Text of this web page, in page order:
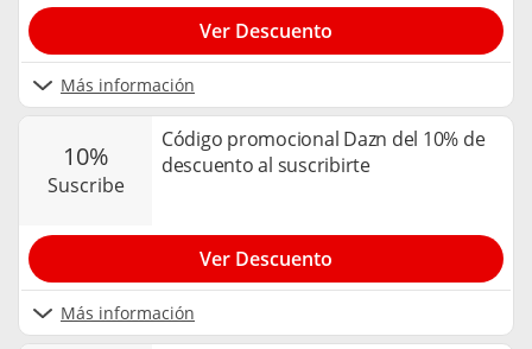
Más información
Ver Descuento
10%
suscribe
Código promocional Dazn del 10% de
descuento al suscribirte
Más información
Ver Descuento